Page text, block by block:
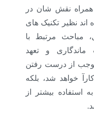
همراه نقش شان در
نظیر تکنیک های
مباحث مرتبط با
ماندگاری و تعهد
موجب از درست رفتن
خواهد شد، بلکه
بیشتر از